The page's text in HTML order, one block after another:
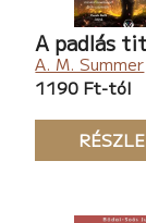
A padlás
A. M. Summer
1190 Ft-tól